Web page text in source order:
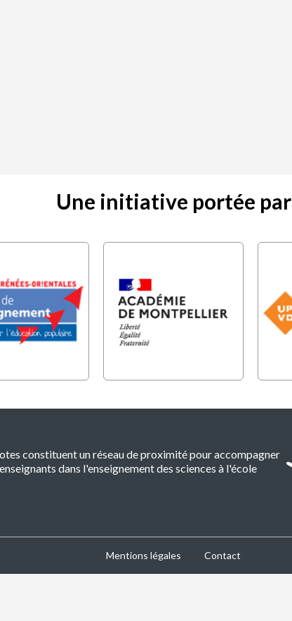
Une initiative portée par
constituent un réseau de proximité pour accompagner
dans l'enseignement des sciences à l'école
Mentions légales Contact